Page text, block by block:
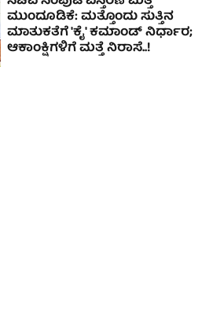
ಮುಂದೂಡಿಕೆ: ಮತ್ತೊಂದು ಸುತ್ತಿನ
ಮಾತುಕತೆಗೆ 'ಕೈ' ಕಮಾಂಡ್ ನಿರ್ಧಾರ;
ಆಕಾಂಕ್ಷಿಗಳಿಗೆ ಮತ್ತೆ ನಿರಾಸೆ..!